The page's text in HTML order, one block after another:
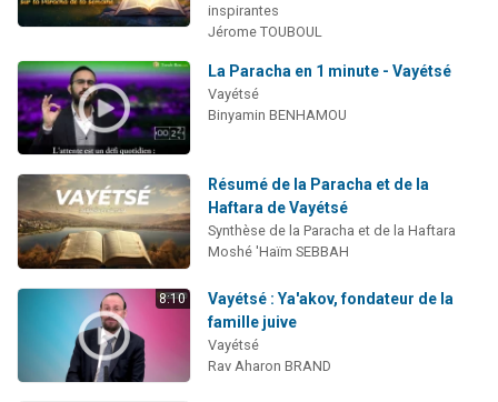
inspirantes
Jérome TOUBOUL
La Paracha en 1 minute - Vayétsé
Vayétsé
Binyamin BENHAMOU
Résumé de la Paracha et de la
Haftara de Vayétsé
Synthèse de la Paracha et de la Haftara
Moshé 'Haïm SEBBAH
8:10
Vayétsé : Ya'akov, fondateur de la
famille juive
Vayétsé
Rav Aharon BRAND